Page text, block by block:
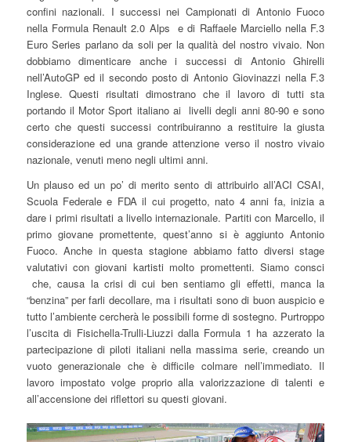
confini nazionali. I successi nei Campionati di Antonio Fuoco
nella Formula Renault 2.0 Alps e di Raffaele Marciello nella F.3
Euro Series parlano da soli per la qualità del nostro vivaio. Non
dobbiamo dimenticare anche i successi di Antonio Ghirelli
nell’AutoGP ed il secondo posto di Antonio Giovinazzi nella F.3
Inglese. Questi risultati dimostrano che il lavoro di tutti sta
portando il Motor Sport italiano ai livelli degli anni 80-90 e sono
certo che questi successi contribuiranno a restituire la giusta
considerazione ed una grande attenzione verso il nostro vivaio
nazionale, venuti meno negli ultimi anni.
Un plauso ed un po’ di merito sento di attribuirlo all’ACI CSAI,
Scuola Federale e FDA il cui progetto, nato 4 anni fa, inizia a
dare i primi risultati a livello internazionale. Partiti con Marcello, il
primo giovane promettente, quest’anno si è aggiunto Antonio
Fuoco. Anche in questa stagione abbiamo fatto diversi stage
valutativi con giovani kartisti molto promettenti. Siamo consci
che, causa la crisi di cui ben sentiamo gli effetti, manca la
“benzina” per farli decollare, ma i risultati sono di buon auspicio e
tutto l’ambiente cercherà le possibili forme di sostegno. Purtroppo
l’uscita di Fisichella-Trulli-Liuzzi dalla Formula 1 ha azzerato la
partecipazione di piloti italiani nella massima serie, creando un
vuoto generazionale che è difficile colmare nell’immediato. Il
lavoro impostato volge proprio alla valorizzazione di talenti e
all’accensione dei riflettori su questi giovani.